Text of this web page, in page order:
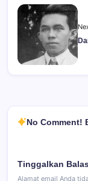
No Comment!
Tinggalkan
Alamat email Anda